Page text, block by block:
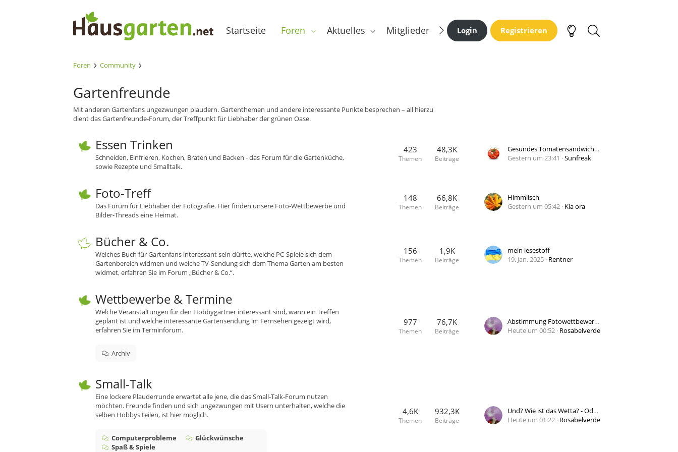
Startseite Foren Aktuelles Mitglieder Login Registrieren
Foren Community
Gartenfreunde
Mit anderen Gartenfans ungezwungen plaudern. Gartenthemen und andere interessante Punkte besprechen – all hierzu
dient das Gartenfreunde-Forum, der Treffpunkt für Liebhaber der grünen Oase.
Essen Trinken
Schneiden, Einfrieren, Kochen, Braten und Backen - das Forum für die Gartenküche,
sowie Rezepte und Smalltalk.
Themen
423
Beiträge
48,3K
Gesundes Tomatensandwich machen?
Gestern um 23:41
Sunfreak
Foto-Treff
Das Forum für Liebhaber der Fotografie. Hier finden unsere Foto-Wettbewerbe und
Bilder-Threads eine Heimat.
Themen
148
Beiträge
66,8K
Himmlisch
Gestern um 05:42 Kia ora
Bücher & Co.
Welches Buch für Gartenfans interessant sein dürfte, welche PC-Spiele sich dem
Gartenbereich widmen und welche TV-Sendung sich dem Thema Garten am besten
widmet, erfahren Sie im Forum „Bücher & Co.“.
Themen
156
Beiträge
1,9K
mein lesestoff
19. Jan. 2025 Rentner
Wettbewerbe & Termine
Welche Veranstaltungen für den Hobbygärtner interessant sind, wann ein Treffen
geplant ist und welche interessante Gartensendung im Fernsehen gezeigt wird,
erfahren Sie im Terminforum.
Archiv
Themen
977
Beiträge
76,7K
Abstimmung Fotowettbewerb Juli 2026 „Türen - Tore“
Heute um 00:52 Rosabelverde
Small-Talk
Eine lockere Plauderrunde erwartet alle jene, die das Small-Talk-Forum nutzen
möchten. Freunde finden und sich ungezwungen mit Usern unterhalten, welche die
selben Hobbys teilen, ist hier möglich.
Computerprobleme
Glückwünsche
Spaß & Spiele
Themen
4,6K
Beiträge
932,3K
Und? Wie ist das Wetta? - Oder: Wo sind nur die Socken hin?
Heute um 01:22 Rosabelverde